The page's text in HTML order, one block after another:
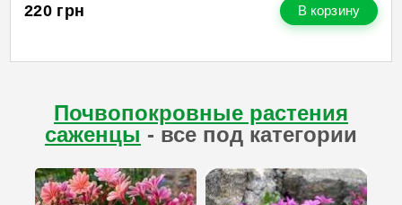
220 грн В корзину
Почвопокровные растения
саженцы - все под категории